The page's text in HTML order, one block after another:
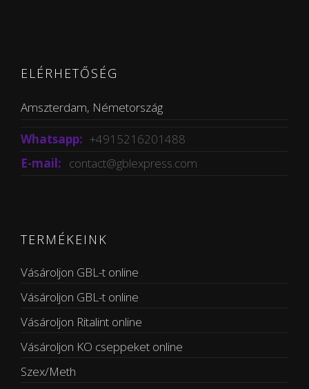
ELÉRHETŐSÉG
Amszterdam, Németország
Whatsapp: +4915216201488
E-mail: contact@gblexpress.com
TERMÉKEINK
Vásároljon GBL-t online
Vásároljon GBL-t online
Vásároljon Ritalint online
Vásároljon KO cseppeket online
Szex/Meth